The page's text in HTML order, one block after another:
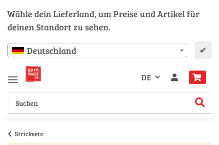
Wähle dein Lieferland, um Preise und Artikel für
deinen Standort zu sehen.
Deutschland ✔
DE
Stricksets